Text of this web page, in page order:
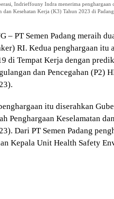
Indrieffouny Indra menerima penghargaan
dan Kesehatan Kerja (K3) Tahun 2023 di
– PT Semen Padang meraih
RI. Kedua penghargaan itu
di Tempat Kerja dengan
dan Pencegahan (P2)
itu diserahkan
Penghargaan Keselamatan
Dari PT Semen Padang
Kepala Unit Health Safety